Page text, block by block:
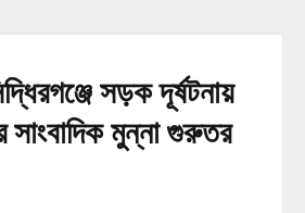
সড়ক দূর্ষটনায়
মুন্না গুরুতর